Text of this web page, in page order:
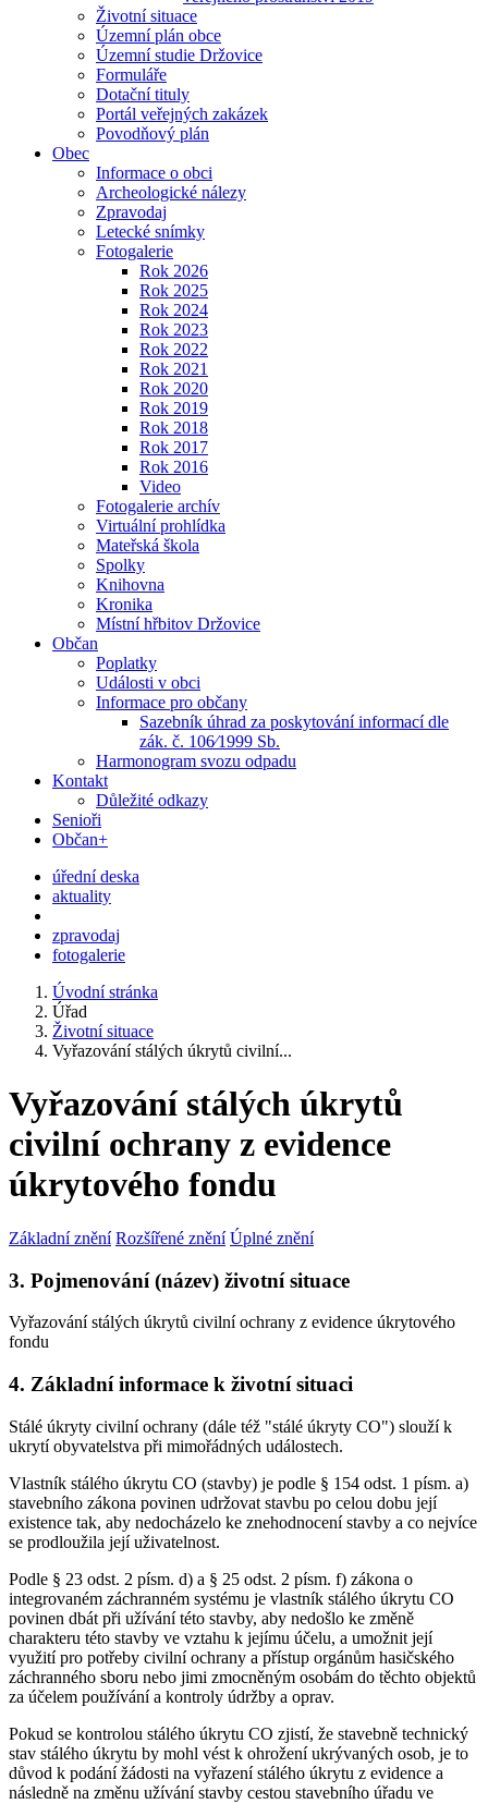
Životní situace
Územní plán obce
Územní studie Držovice
Formuláře
Dotační tituly
Portál veřejných zakázek
Povodňový plán
Obec
Informace o obci
Archeologické nálezy
Zpravodaj
Letecké snímky
Fotogalerie
Rok 2026
Rok 2025
Rok 2024
Rok 2023
Rok 2022
Rok 2021
Rok 2020
Rok 2019
Rok 2018
Rok 2017
Rok 2016
Video
Fotogalerie archív
Virtuální prohlídka
Mateřská škola
Spolky
Knihovna
Kronika
Místní hřbitov Držovice
Občan
Poplatky
Události v obci
Informace pro občany
Sazebník úhrad za poskytování informací dle
zák. č. 106⁄1999 Sb.
Harmonogram svozu odpadu
Kontakt
Důležité odkazy
Senioři
Občan+
úřední deska
aktuality
zpravodaj
fotogalerie
Úvodní stránka
Úřad
Životní situace
Vyřazování stálých úkrytů civilní...
Vyřazování stálých úkrytů
civilní ochrany z evidence
úkrytového fondu
Základní znění Rozšířené znění Úplné znění
3. Pojmenování (název) životní situace
Vyřazování stálých úkrytů civilní ochrany z evidence úkrytového
fondu
4. Základní informace k životní situaci
Stálé úkryty civilní ochrany (dále též "stálé úkryty CO") slouží k
ukrytí obyvatelstva při mimořádných událostech.
Vlastník stálého úkrytu CO (stavby) je podle § 154 odst. 1 písm. a)
stavebního zákona povinen udržovat stavbu po celou dobu její
existence tak, aby nedocházelo ke znehodnocení stavby a co nejvíce
se prodloužila její uživatelnost.
Podle § 23 odst. 2 písm. d) a § 25 odst. 2 písm. f) zákona o
integrovaném záchranném systému je vlastník stálého úkrytu CO
povinen dbát při užívání této stavby, aby nedošlo ke změně
charakteru této stavby ve vztahu k jejímu účelu, a umožnit její
využití pro potřeby civilní ochrany a přístup orgánům hasičského
záchranného sboru nebo jimi zmocněným osobám do těchto objektů
za účelem používání a kontroly údržby a oprav.
Pokud se kontrolou stálého úkrytu CO zjistí, že stavebně technický
stav stálého úkrytu by mohl vést k ohrožení ukrývaných osob, je to
důvod k podání žádosti na vyřazení stálého úkrytu z evidence a
následně na změnu užívání stavby cestou stavebního úřadu ve